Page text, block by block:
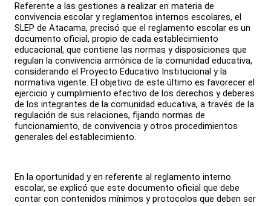
Referente a las gestiones a realizar en materia de
convivencia escolar y reglamentos internos escolares, el
SLEP de Atacama, precisó que el reglamento escolar es un
documento oficial, propio de cada establecimiento
educacional, que contiene las normas y disposiciones que
regulan la convivencia armónica de la comunidad educativa,
considerando el Proyecto Educativo Institucional y la
normativa vigente. El objetivo de este último es favorecer el
ejercicio y cumplimiento efectivo de los derechos y deberes
de los integrantes de la comunidad educativa, a través de la
regulación de sus relaciones, fijando normas de
funcionamiento, de convivencia y otros procedimientos
generales del establecimiento.
En la oportunidad y en referente al reglamento interno
escolar, se explicó que este documento oficial que debe
contar con contenidos mínimos y protocolos que deben ser